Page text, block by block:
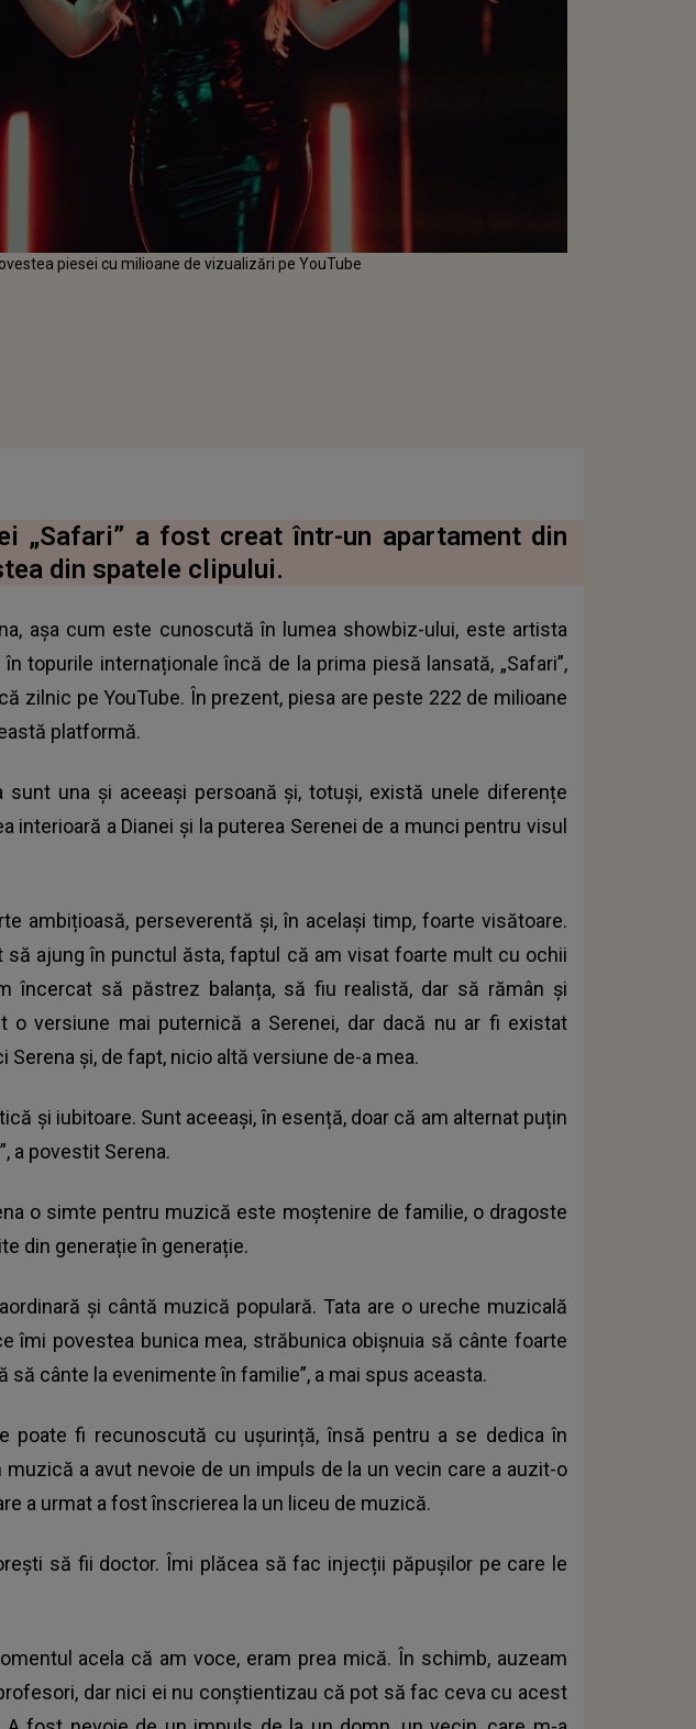
piesei cu milioane de vizualizări pe YouTube
„Safari” a fost creat într-un apartament din
din spatele clipului.
așa cum este cunoscută în lumea showbiz-ului, este artista
topurile internaționale încă de la prima piesă lansată, „Safari”,
zilnic pe YouTube. În prezent, piesa are peste 222 de milioane
platformă.
sunt una și aceeași persoană și, totuși, există unele diferențe
interioară a Dianei și la puterea Serenei de a munci pentru visul
ambițioasă, perseverentă și, în același timp, foarte visătoare.
să ajung în punctul ăsta, faptul că am visat foarte mult cu ochii
încercat să păstrez balanța, să fiu realistă, dar să rămân și
o versiune mai puternică a Serenei, dar dacă nu ar fi existat
Serena și, de fapt, nicio altă versiune de-a mea.
și iubitoare. Sunt aceeași, în esență, doar că am alternat puțin
a povestit Serena.
o simte pentru muzică este moștenire de familie, o dragoste
din generație în generație.
și cântă muzică populară. Tata are o ureche muzicală
îmi povestea bunica mea, străbunica obișnuia să cânte foarte
să cânte la evenimente în familie”, a mai spus aceasta.
poate fi recunoscută cu ușurință, însă pentru a se dedica în
a avut nevoie de un impuls de la un vecin care a auzit-o
a urmat a fost înscrierea la un liceu de muzică.
să fii doctor. Îmi plăcea să fac injecții păpușilor pe care le
acela că am voce, eram prea mică. În schimb, auzeam
dar nici ei nu conștientizau că pot să fac ceva cu acest